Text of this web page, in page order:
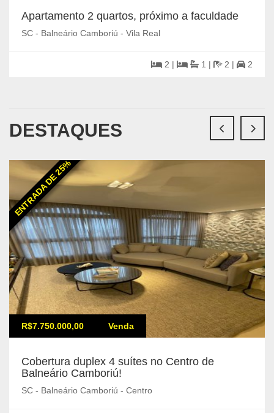
Apartamento 2 quartos, próximo a faculdade
SC - Balneário Camboriú - Vila Real
2 | 1 | 2 | 2
DESTAQUES
ENTRADA DE 25%
R$7.750.000,00 Venda
Cobertura duplex 4 suítes no Centro de
Balneário Camboriú!
SC - Balneário Camboriú - Centro